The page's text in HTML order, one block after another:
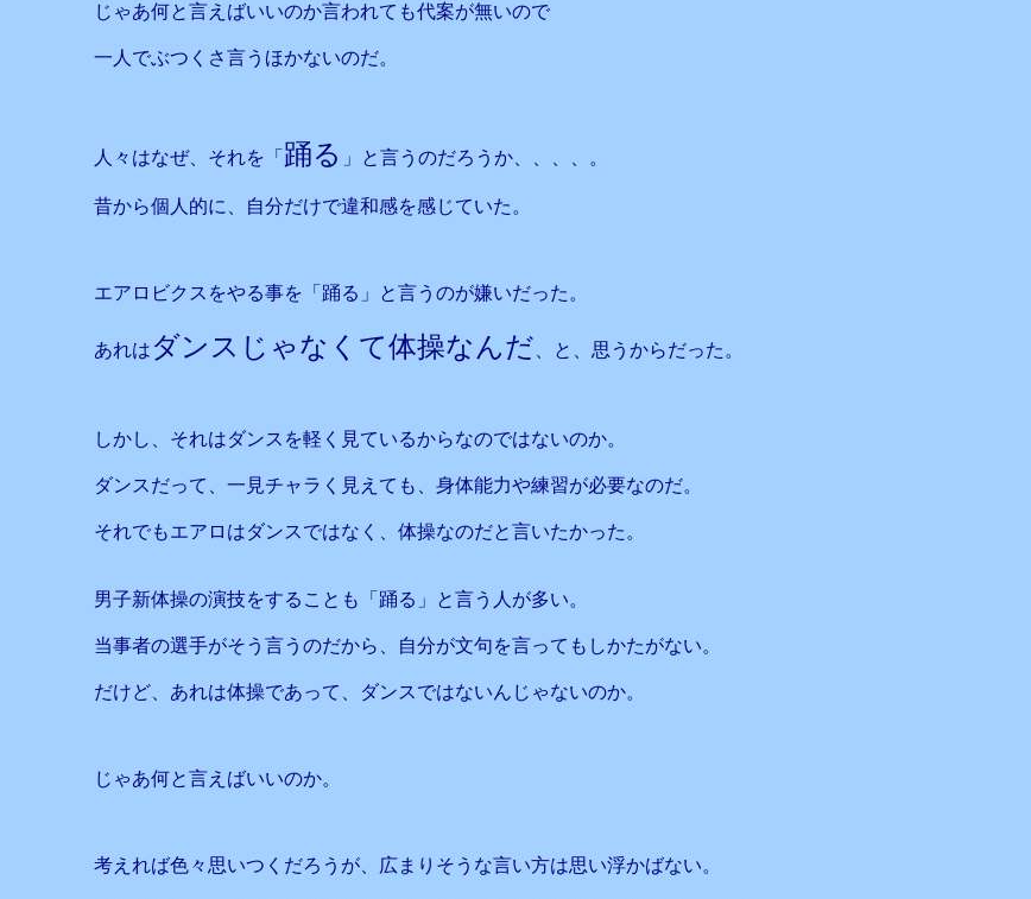
じゃあ何と言えばいいのか言われても代案が無いので
一人でぶつくさ言うほかないのだ。
人々はなぜ、それを「 踊る 」と言うのだろうか、、、、。
昔から個人的に、自分だけで違和感を感じていた。
エアロビクスをやる事を「踊る」と言うのが嫌いだった。
あれは ダンスじゃなくて体操なんだ 、と、思うからだった。
しかし、それはダンスを軽く見ているからなのではないのか。
ダンスだって、一見チャラく見えても、身体能力や練習が必要なのだ。
それでもエアロはダンスではなく、体操なのだと言いたかった。
男子新体操の演技をすることも「踊る」と言う人が多い。
当事者の選手がそう言うのだから、自分が文句を言ってもしかたがない。
だけど、あれは体操であって、ダンスではないんじゃないのか。
じゃあ何と言えばいいのか。
考えれば色々思いつくだろうが、広まりそうな言い方は思い浮かばない。